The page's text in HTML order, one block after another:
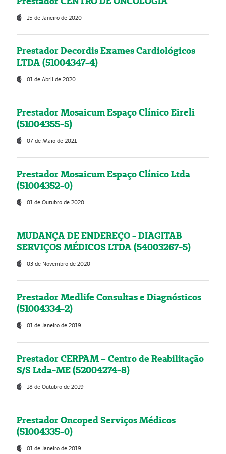
15 de Janeiro de 2020
Prestador Decordis Exames Cardiológicos
LTDA (51004347-4)
01 de Abril de 2020
Prestador Mosaicum Espaço Clínico Eireli
(51004355-5)
07 de Maio de 2021
Prestador Mosaicum Espaço Clínico Ltda
(51004352-0)
01 de Outubro de 2020
MUDANÇA DE ENDEREÇO - DIAGITAB
SERVIÇOS MÉDICOS LTDA (54003267-5)
03 de Novembro de 2020
Prestador Medlife Consultas e Diagnósticos
(51004334-2)
01 de Janeiro de 2019
Prestador CERPAM – Centro de Reabilitação
S/S Ltda-ME (52004274-8)
18 de Outubro de 2019
Prestador Oncoped Serviços Médicos
(51004335-0)
01 de Janeiro de 2019